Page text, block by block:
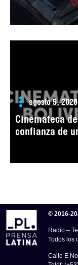
agosto 5,
Cinemateca
confianza de
© 2016-
Radio –
Todos los
Calle E